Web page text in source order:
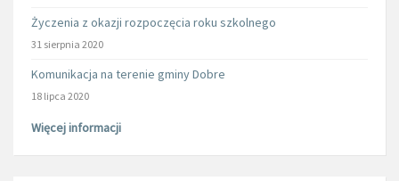
Życzenia z okazji rozpoczęcia roku szkolnego
31 sierpnia 2020
Komunikacja na terenie gminy Dobre
18 lipca 2020
Więcej informacji